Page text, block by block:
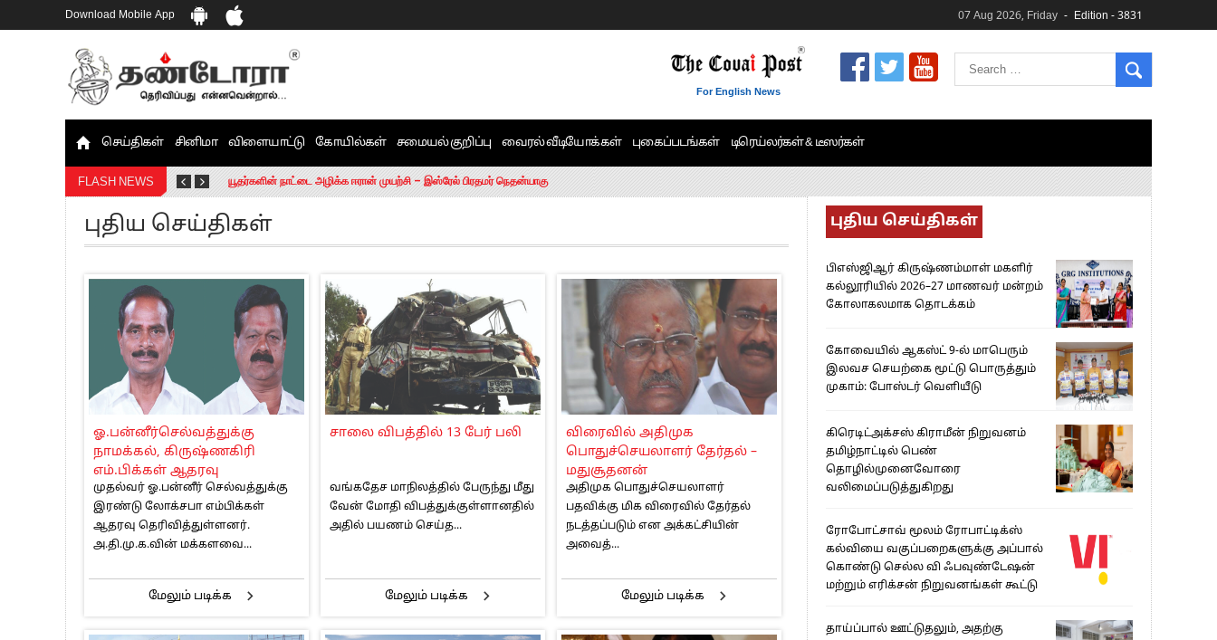
Download Mobile App 07 Aug 2026, Friday Edition - 3831
For English News
செய்திகள் சினிமா விளையாட்டு கோயில்கள் சமையல் குறிப்பு வைரல் வீடியோக்கள் புகைப்படங்கள் டிரெய்லர்கள் & டீஸர்கள்
FLASH NEWS
யூதர்களின் நாட்டை அழிக்க ஈரான் முயற்சி – இஸ்ரேல் பிரதமர் நெதன்யாகு
எங்களை நீக்குவதற்கு இபிஎஸ்க்கு அதிகாரம் இல்லை.. – சி. வி.சண்முகம்
“மாணவர்கள் நடத்திய மொழிப்போரில் ஸ்டிக்கர் ஒட்டிக்கொண்டது திமுக”- பாமக தலைவர் அன்புமணி ராமதாஸ்
பிரவீன் சக்ரவர்த்தியின் கருத்து காங்கிரஸ் தலைமையின் கருத்து கிடையாது – கார்த்தி சிதம்பரம்
“ஜெயலலிதா அவர்களே என் ரோல் மாடல்” -பிரேமலதா விஜயகாந்த் பேட்டி
ராகுல் காந்தி கைது – தவெக தலைவர் விஜய் கண்டனம்
செத்து சாம்பல் ஆனாலும் தனித்துதான் போட்டி – சீமான்
பாகிஸ்தானின் அணு ஆயுத மிரட்டலுக்கு அஞ்சமாட்டோம் – இந்தியா
மத்திய ஆசிரியர் தகுதித் தேர்வு: பட்டதாரிகள் அக்.16 வரை விண்ணப்பிக்கலாம்
புதிய செய்திகள்
ஓ.பன்னீர்செல்வத்துக்கு
நாமக்கல், கிருஷ்ணகிரி
எம்.பிக்கள் ஆதரவு
முதல்வர் ஓ.பன்னீர் செல்வத்துக்கு
இரண்டு லோக்சபா எம்பிக்கள்
ஆதரவு தெரிவித்துள்ளனர்.
அ.தி.மு.க.வின் மக்களவை...
மேலும் படிக்க
சாலை விபத்தில் 13 பேர் பலி
வங்கதேச மாநிலத்தில் பேருந்து மீது
வேன் மோதி விபத்துக்குள்ளானதில்
அதில் பயணம் செய்த...
மேலும் படிக்க
விரைவில் அதிமுக
பொதுச்செயலாளர் தேர்தல் –
மதுசூதனன்
அதிமுக பொதுச்செயலாளர்
பதவிக்கு மிக விரைவில் தேர்தல்
நடத்தப்படும் என அக்கட்சியின்
அவைத்...
மேலும் படிக்க
புதிய செய்திகள்
பிஎஸ்ஜிஆர் கிருஷ்ணம்மாள் மகளிர்
கல்லூரியில் 2026–27 மாணவர் மன்றம்
கோலாகலமாக தொடக்கம்
கோவையில் ஆகஸ்ட் 9-ல் மாபெரும்
இலவச செயற்கை மூட்டு பொருத்தும்
முகாம்: போஸ்டர் வெளியீடு
கிரெடிட்அக்சஸ் கிராமீன் நிறுவனம்
தமிழ்நாட்டில் பெண்
தொழில்முனைவோரை
வலிமைப்படுத்துகிறது
ரோபோட்சாவ் மூலம் ரோபாட்டிக்ஸ்
கல்வியை வகுப்பறைகளுக்கு அப்பால்
கொண்டு செல்ல வி ஃபவுண்டேஷன்
மற்றும் எரிக்சன் நிறுவனங்கள் கூட்டு
தாய்ப்பால் ஊட்டுதலும், அதற்கு